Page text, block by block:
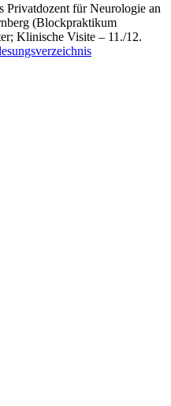
Privatdozent für Neurologie an
(Blockpraktikum
Klinische Visite – 11./12.